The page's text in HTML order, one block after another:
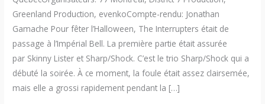
Greenland Production, evenkoCompte-rendu: Jonathan
Gamache Pour fêter l’Halloween, The Interrupters était de
passage à l’Impérial Bell. La première partie était assurée
par Skinny Lister et Sharp/Shock. C’est le trio Sharp/Shock qui a
débuté la soirée. À ce moment, la foule était assez clairsemée,
mais elle a grossi rapidement pendant la […]